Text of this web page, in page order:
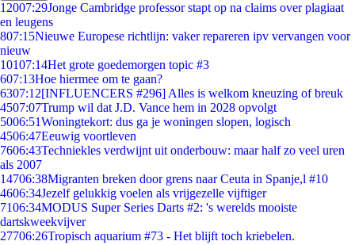
12007:29Jonge Cambridge professor stapt op na claims over plagiaat
en leugens
807:15Nieuwe Europese richtlijn: vaker repareren ipv vervangen voor
nieuw
10107:14Het grote goedemorgen topic #3
607:13Hoe hiermee om te gaan?
6307:12[INFLUENCERS #296] Alles is welkom kneuzing of breuk
4507:07Trump wil dat J.D. Vance hem in 2028 opvolgt
5006:51Woningtekort: dus ga je woningen slopen, logisch
4506:47Eeuwig voortleven
7606:43Techniekles verdwijnt uit onderbouw: maar half zo veel uren
als 2007
14706:38Migranten breken door grens naar Ceuta in Spanje,l #10
4606:34Jezelf gelukkig voelen als vrijgezelle vijftiger
7106:34MODUS Super Series Darts #2: 's werelds mooiste
dartskweekvijver
27706:26Tropisch aquarium #73 - Het blijft toch kriebelen.